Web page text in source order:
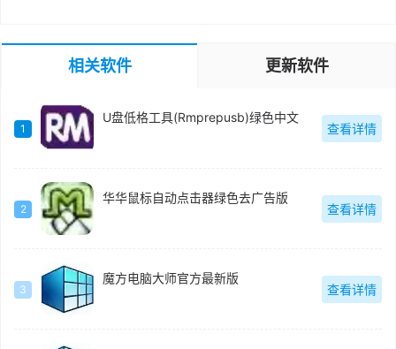
相关软件 更新软件
1
U盘低格工具(Rmprepusb)绿色中文
查看详情
2
华华鼠标自动点击器绿色去广告版
查看详情
3
魔方电脑大师官方最新版
查看详情